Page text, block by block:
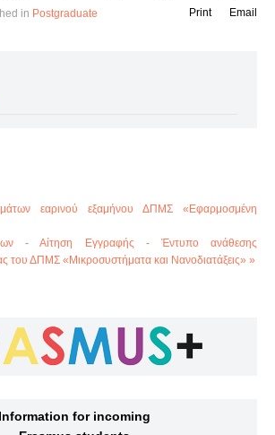
in Postgraduate Email
Print
εαρινού εξαμήνου ΔΠΜΣ «Εφαρμοσμένη
- Αίτηση Εγγραφής - Έντυπο ανάθεσης
του ΔΠΜΣ «Μικροσυστήματα και Νανοδιατάξεις» »
Information for incoming